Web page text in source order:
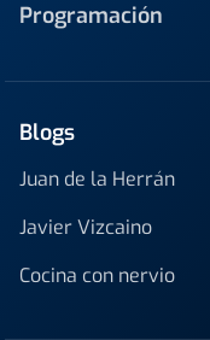
Programación
Blogs
Juan de la Herrán
Javier Vizcaino
Cocina con nervio